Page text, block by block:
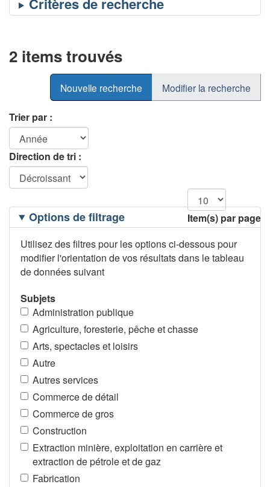
2 items trouvés
Nouvelle recherche Modifier la recherche
Trier par :
Direction de tri :
Item(s) par page
Filtrage
desOptions de filtrage
Utilisez des filtres pour les options ci-dessous pour
modifier l'orientation de vos résultats dans le tableau
de données suivant
Subjets
Administration publique
Agriculture, foresterie, pêche et chasse
Arts, spectacles et loisirs
Autre
Autres services
Commerce de détail
Commerce de gros
Construction
Extraction minière, exploitation en carrière et
extraction de pétrole et de gaz
Fabrication